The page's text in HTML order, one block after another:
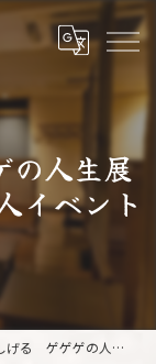
人生展
イベント
生展(純系名古屋コーチン酔人イベント情報)